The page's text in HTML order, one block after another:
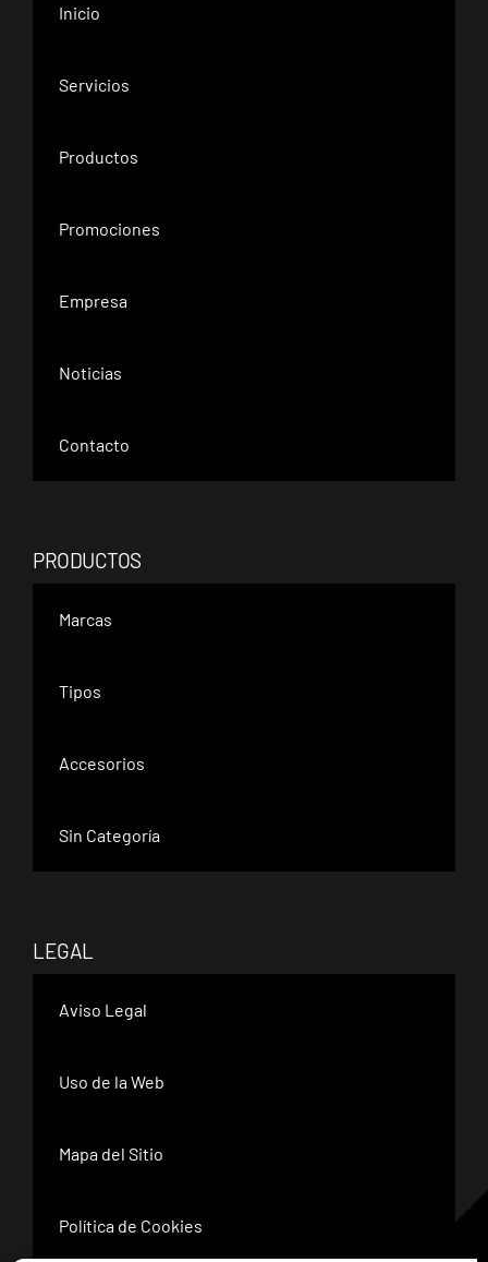
Inicio
Servicios
Productos
Promociones
Empresa
Noticias
Contacto
PRODUCTOS
Marcas
Tipos
Accesorios
Sin Categoría
LEGAL
Aviso Legal
Uso de la Web
Mapa del Sitio
Política de Cookies